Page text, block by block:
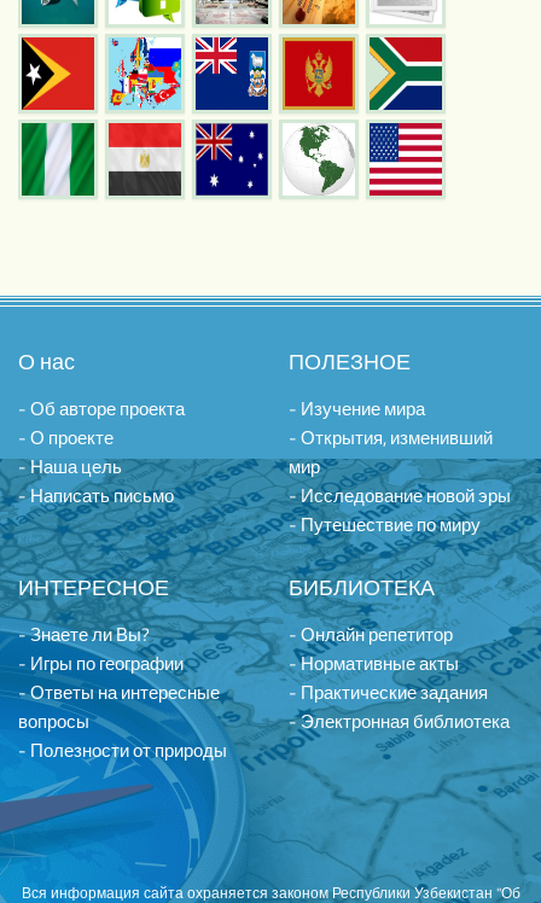
О нас
- Об авторе проекта
- О проекте
- Наша цель
- Написать письмо
ПОЛЕЗНОЕ
- Изучение мира
- Открытия, изменивший
мир
- Исследование новой эры
- Путешествие по миру
ИНТЕРЕСНОЕ
- Знаете ли Вы?
- Игры по географии
- Ответы на интересные
вопросы
- Полезности от природы
БИБЛИОТЕКА
- Онлайн репетитор
- Нормативные акты
- Практические задания
- Электронная библиотека
Вся информация сайта охраняется законом Республики Узбекистан "Об